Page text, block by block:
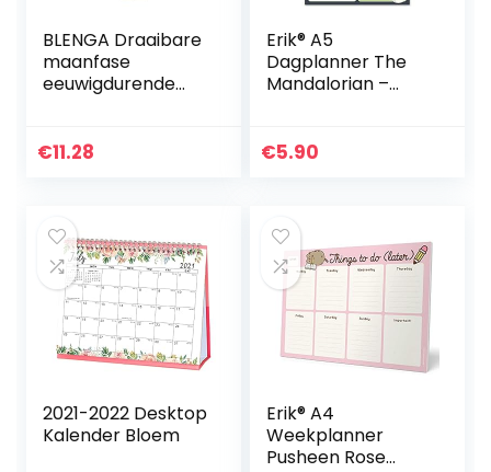
BLENGA Draaibare
maanfase
eeuwigdurende
gieten DIY muur
€11.28
Erik® A5
Dagplanner The
Mandalorian –
afscheurbare
€5.90
2021-2022 Desktop
Kalender Bloem
Erik® A4
Weekplanner
Pusheen Rose